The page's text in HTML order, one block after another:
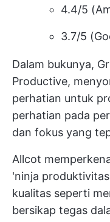
4.4/5
3.7/5
Dalam bukunya,
Productive,
perhatian untuk
perhatian pada
dan fokus yang
Allcot
'ninja
kualitas seperti
bersikap tegas